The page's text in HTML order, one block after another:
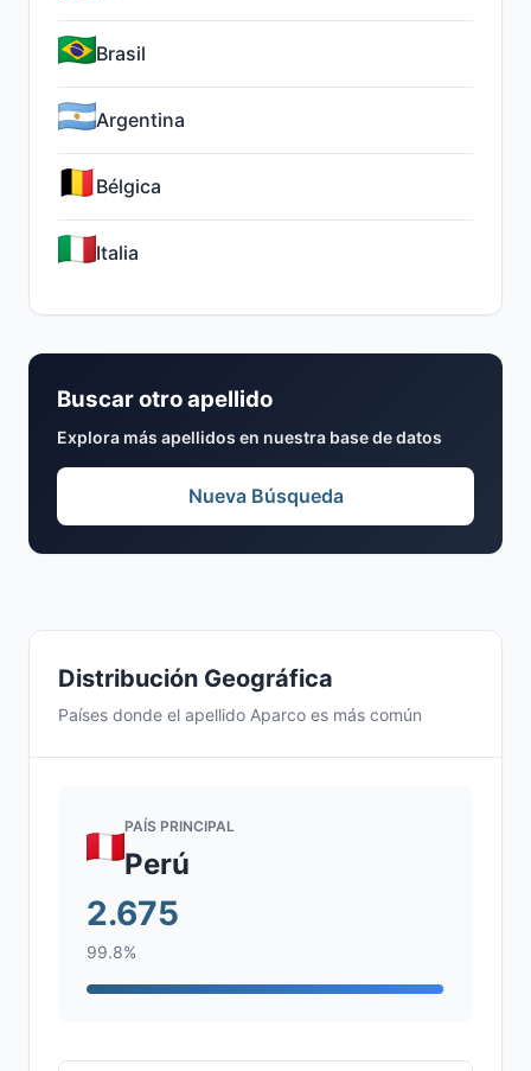
Distribución Geográfica
Países donde el apellido Aparco es más común
PAÍS PRINCIPAL
Perú
2.675
99.8%
Brasil
Argentina
Bélgica
Italia
Buscar otro apellido
Explora más apellidos en nuestra base de datos
Nueva Búsqueda